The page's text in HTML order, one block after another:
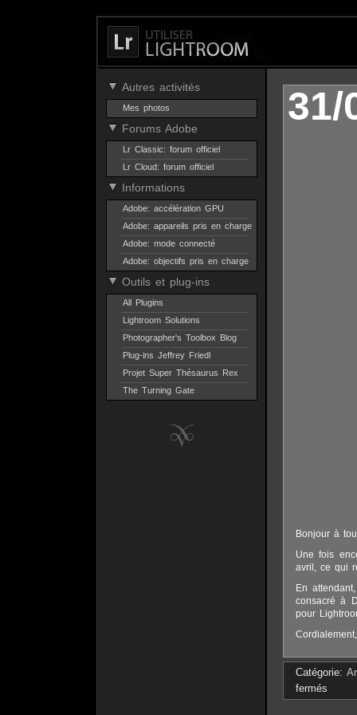
Autres activités
Mes photos
Forums Adobe
Lr Classic: forum officiel
Lr Cloud: forum officiel
Informations
Adobe: accélération GPU
Adobe: appareils pris en charge
Adobe: mode connecté
Adobe: objectifs pris en charge
Outils et plug-ins
All Plugins
Lightroom Solutions
Photographer's Toolbox Blog
Plug-ins Jeffrey Friedl
Projet Super Thésaurus Rex
The Turning Gate
31/
Bonjour à
Une fois
avril, ce qui
En
consacré à
pour
Catégorie:
fermés